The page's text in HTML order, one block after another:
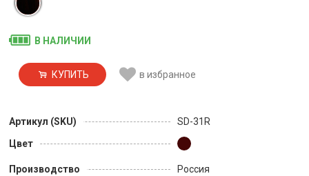
В НАЛИЧИИ
КУПИТЬ в избранное
Артикул (SKU)
SD-31R
Цвет
Производство
Россия